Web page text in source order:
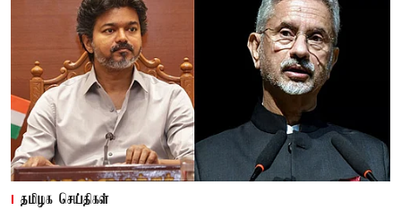
தமிழக செய்திகள்